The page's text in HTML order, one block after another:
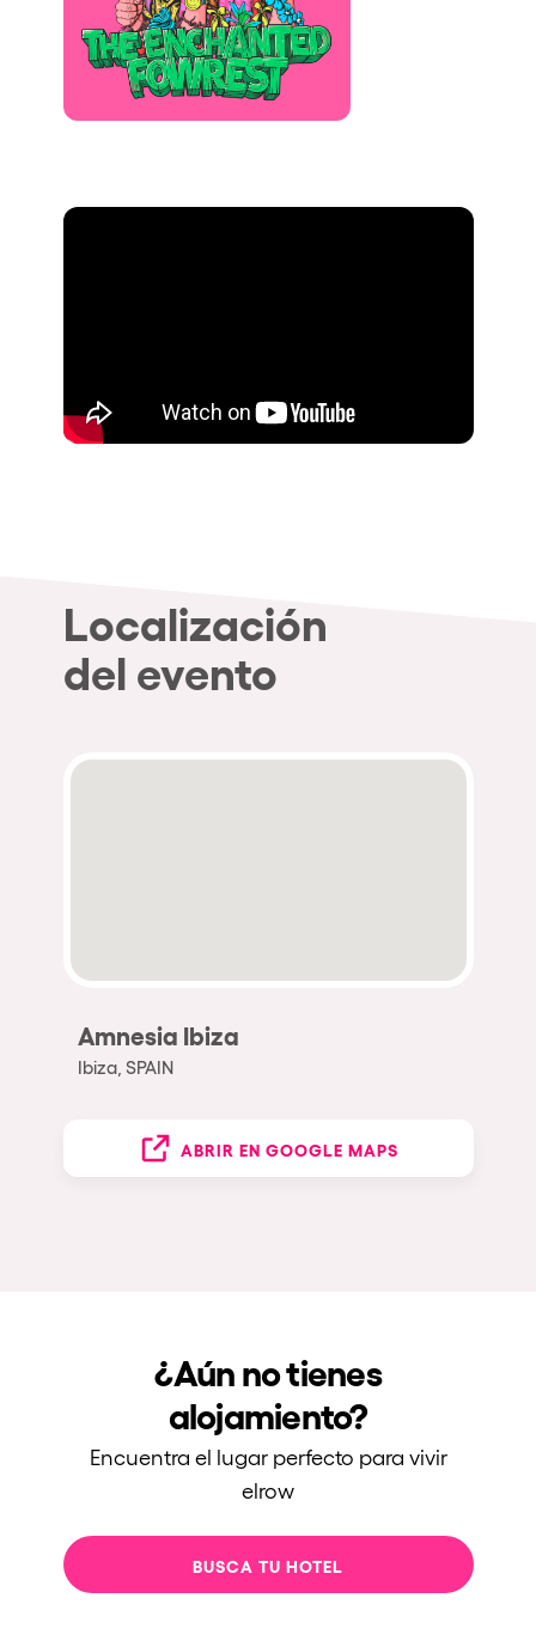
Política de Cookies
Aviso Legal
Política de Sostenibilidad
Localización
del evento
Amnesia Ibiza
Ibiza, SPAIN
ABRIR EN GOOGLE MAPS
¿Aún no tienes
alojamiento?
Encuentra el lugar perfecto para vivir
elrow
BUSCA TU HOTEL